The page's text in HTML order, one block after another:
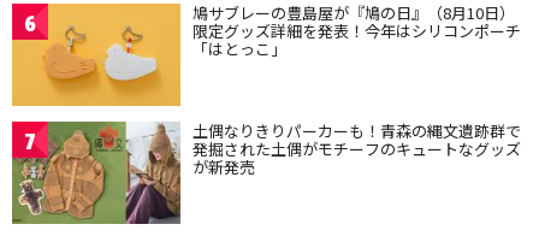
6 鳩サブレーの豊島屋が『鳩の日』（8月10日）
限定グッズ詳細を発表！今年はシリコンポーチ
「はとっこ」
7 土偶なりきりパーカーも！青森の縄文遺跡群で
発掘された土偶がモチーフのキュートなグッズ
が新発売